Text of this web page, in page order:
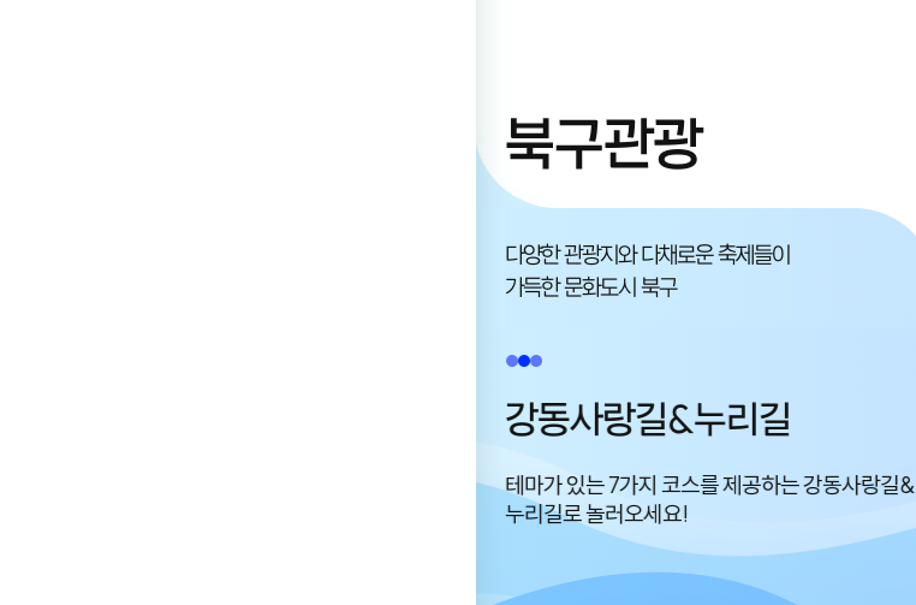
북구관광
다양한 관광지와 다채로운 축제들이
가득한 문화도시 북구
독립운동가 고헌 박상진 의사와 연계된 역사의식
강동사랑길&누리길
테마가 있는 7가지 코스를 제공하는 강동사랑길&
누리길로 놀러오세요!